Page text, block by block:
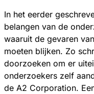
In het eerder
belangen van de
waaruit de gevaren
moeten blijken. Zo
doorzoeken om er
onderzoekers zelf
de A2 Corporation.